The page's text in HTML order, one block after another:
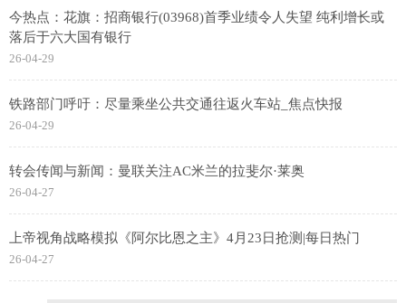
今热点：花旗：招商银行(03968)首季业绩令人失望 纯利增长或
落后于六大国有银行
26-04-29
铁路部门呼吁：尽量乘坐公共交通往返火车站_焦点快报
26-04-29
转会传闻与新闻：曼联关注AC米兰的拉斐尔·莱奥
26-04-27
上帝视角战略模拟《阿尔比恩之主》4月23日抢测|每日热门
26-04-27